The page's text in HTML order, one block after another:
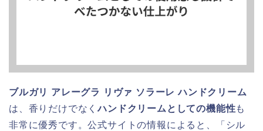
ブルガリ アレーグラ リヴァ ソラーレ ハンドクリーム
は、香りだけでなくハンドクリームとしての機能性も
非常に優秀です。公式サイトの情報によると、「シル